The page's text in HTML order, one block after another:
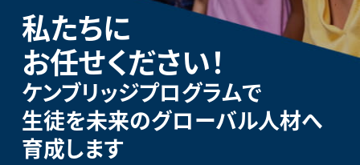
私たちに
お任せください！
ケンブリッジプログラムで
生徒を未来のグローバル人材へ
育成します